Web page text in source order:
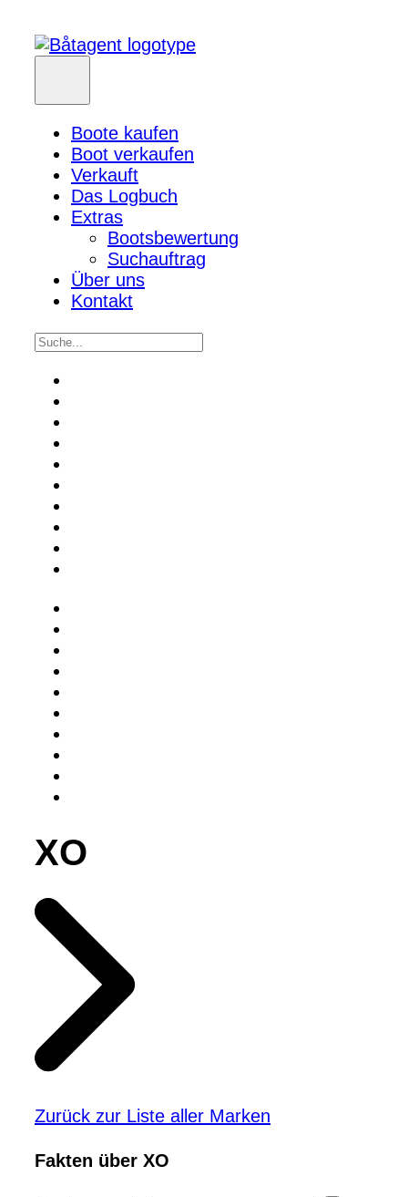
Boote kaufen
Boot verkaufen
Verkauft
Das Logbuch
Extras
Bootsbewertung
Suchauftrag
Über uns
Kontakt
XO
Zurück zur Liste aller Marken
Fakten über XO